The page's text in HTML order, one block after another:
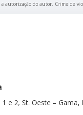
autorização do autor. Crime de
e 2, St. Oeste – Gama,